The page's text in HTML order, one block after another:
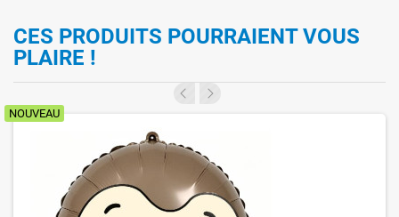
CES PRODUITS POURRAIENT VOUS
PLAIRE !
NOUVEAU